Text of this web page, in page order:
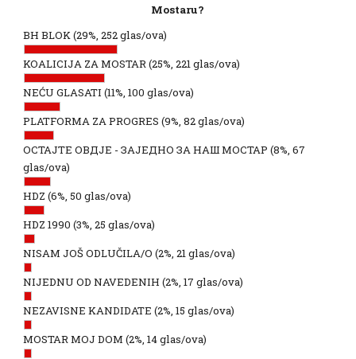
Mostaru?
BH BLOK(29%, 252 glas/ova)
KOALICIJA ZA MOSTAR(25%, 221 glas/ova)
NEĆU GLASATI (11%, 100 glas/ova)
PLATFORMA ZA PROGRES (9%, 82 glas/ova)
ОСТАЈТЕ ОВДЈЕ - ЗАЈЕДНО ЗА НАШ МОСТАР (8%, 67
glas/ova)
HDZ (6%, 50 glas/ova)
HDZ 1990 (3%, 25 glas/ova)
NISAM JOŠ ODLUČILA/O (2%, 21 glas/ova)
NIJEDNU OD NAVEDENIH (2%, 17 glas/ova)
NEZAVISNE KANDIDATE (2%, 15 glas/ova)
MOSTAR MOJ DOM (2%, 14 glas/ova)